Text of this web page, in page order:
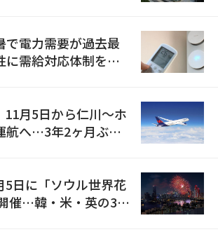
で電力需要が過去最
に需給対応体制を点
11月5日から仁川〜ホ
航へ…3年2ヶ月ぶり
5日に「ソウル世界花
催…韓・米・英の3カ